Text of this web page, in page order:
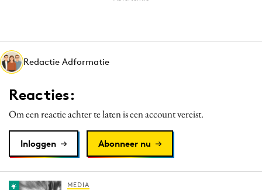
Interne communicatie
Martech
Media
Merkstrategie
PR
Purpose Marketing
Reputatie & crisis
Redactie Adformatie
Reacties:
Om een reactie achter te laten is een account vereist.
Inloggen Abonneer nu
MEDIA